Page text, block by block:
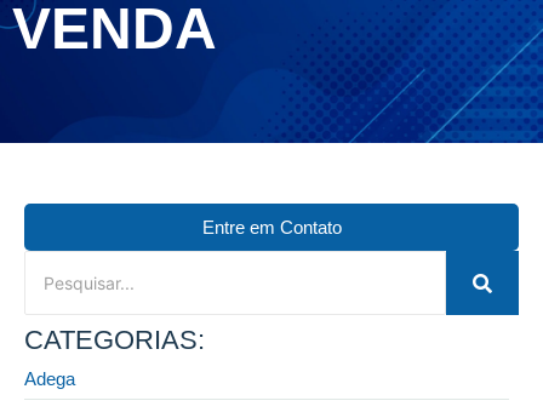
VENDA
Entre em Contato
CATEGORIAS:
Adega